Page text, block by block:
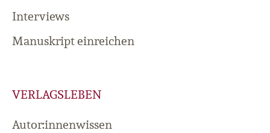
Interviews
Manuskript einreichen
VERLAGSLEBEN
Autor:innenwissen